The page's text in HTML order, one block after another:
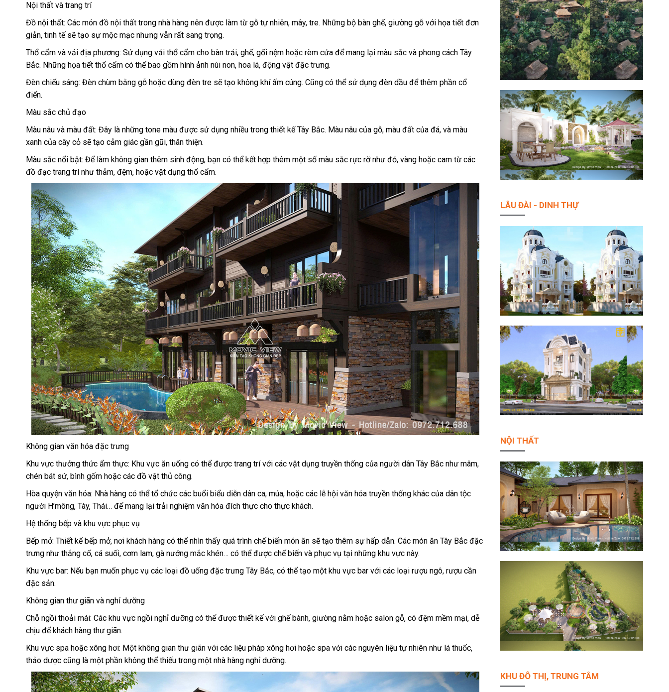
Nội thất và trang trí
Đồ nội thất: Các món đồ nội thất trong nhà hàng nên được làm từ gỗ tự nhiên, mây, tre. Những bộ bàn ghế, giường gỗ với họa tiết đơn
giản, tinh tế sẽ tạo sự mộc mạc nhưng vẫn rất sang trọng.
Thổ cẩm và vải địa phương: Sử dụng vải thổ cẩm cho bàn trải, ghế, gối nệm hoặc rèm cửa để mang lại màu sắc và phong cách Tây
Bắc. Những họa tiết thổ cẩm có thể bao gồm hình ảnh núi non, hoa lá, động vật đặc trưng.
Đèn chiếu sáng: Đèn chùm bằng gỗ hoặc dùng đèn tre sẽ tạo không khí ấm cúng. Cũng có thể sử dụng đèn dầu để thêm phần cổ
điển.
Màu sắc chủ đạo
Màu nâu và màu đất: Đây là những tone màu được sử dụng nhiều trong thiết kế Tây Bắc. Màu nâu của gỗ, màu đất của đá, và màu
xanh của cây cỏ sẽ tạo cảm giác gần gũi, thân thiện.
Màu sắc nổi bật: Để làm không gian thêm sinh động, bạn có thể kết hợp thêm một số màu sắc rực rỡ như đỏ, vàng hoặc cam từ các
đồ đạc trang trí như thảm, đệm, hoặc vật dụng thổ cẩm.
Không gian văn hóa đặc trưng
Khu vực thưởng thức ẩm thực: Khu vực ăn uống có thể được trang trí với các vật dụng truyền thống của người dân Tây Bắc như mâm,
chén bát sứ, bình gốm hoặc các đồ vật thủ công.
Hòa quyện văn hóa: Nhà hàng có thể tổ chức các buổi biểu diễn dân ca, múa, hoặc các lễ hội văn hóa truyền thống khác của dân tộc
người H’mông, Tày, Thái… để mang lại trải nghiệm văn hóa đích thực cho thực khách.
Hệ thống bếp và khu vực phục vụ
Bếp mở: Thiết kế bếp mở, nơi khách hàng có thể nhìn thấy quá trình chế biến món ăn sẽ tạo thêm sự hấp dẫn. Các món ăn Tây Bắc đặc
trưng như thắng cố, cá suối, cơm lam, gà nướng mắc khén… có thể được chế biến và phục vụ tại những khu vực này.
Khu vực bar: Nếu bạn muốn phục vụ các loại đồ uống đặc trưng Tây Bắc, có thể tạo một khu vực bar với các loại rượu ngô, rượu cần
đặc sản.
Không gian thư giãn và nghỉ dưỡng
Chỗ ngồi thoải mái: Các khu vực ngồi nghỉ dưỡng có thể được thiết kế với ghế bành, giường nằm hoặc salon gỗ, có đệm mềm mại, dễ
chịu để khách hàng thư giãn.
Khu vực spa hoặc xông hơi: Một không gian thư giãn với các liệu pháp xông hơi hoặc spa với các nguyên liệu tự nhiên như lá thuốc,
thảo dược cũng là một phần không thể thiếu trong một nhà hàng nghỉ dưỡng.
LÂU ĐÀI - DINH THỰ
NỘI THẤT
KHU ĐÔ THỊ, TRUNG TÂM